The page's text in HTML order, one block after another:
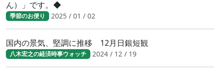
ん）」です。◆
季節のお便り 2025 / 01 / 02
国内の景気、堅調に推移 12月日銀短観
八木宏之の経済時事ウォッチ 2024 / 12 / 19